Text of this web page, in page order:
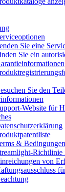
Sie eine
Sie ein
Sie den
Website für
& Bedingungen
Richtlinie
von